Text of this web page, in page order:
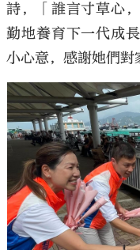
詩，「誰言寸草心
勤地養育下一代成
小心意，感謝她們對